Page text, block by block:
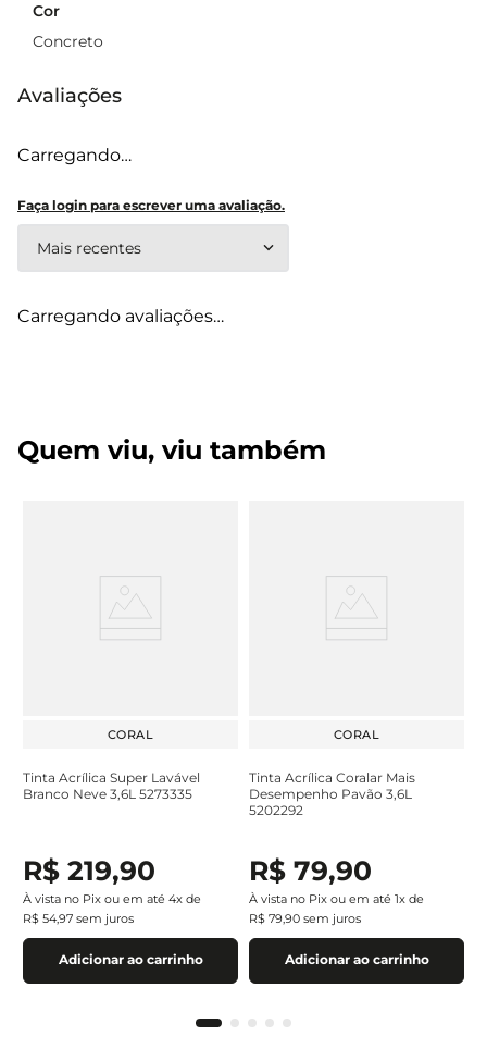
Cor
Concreto
Avaliações
Carregando…
Faça login para escrever uma avaliação.
Mais recentes
Carregando avaliações…
Quem viu, viu também
CORAL
Tinta Acrílica Super Lavável
Branco Neve 3,6L 5273335
R$ 219,90
À vista no Pix ou em até 4x de
R$ 54,97 sem juros
Adicionar ao carrinho
CORAL
Tinta Acrílica Coralar Mais
Desempenho Pavão 3,6L
5202292
R$ 79,90
À vista no Pix ou em até 1x de
R$ 79,90 sem juros
Adicionar ao carrinho